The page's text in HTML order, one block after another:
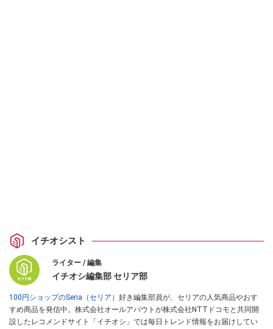
イチオシスト
ライター / 編集
イチオシ編集部 セリア部
100円ショップのSeria（セリア） 好き編集部員が、セリアの人気商品やおす
すめ商品を発信中。株式会社オールアバウトが株式会社NTTドコモと共同開
設したレコメンドサイト「イチオシ」では毎日トレンド情報をお届けしてい